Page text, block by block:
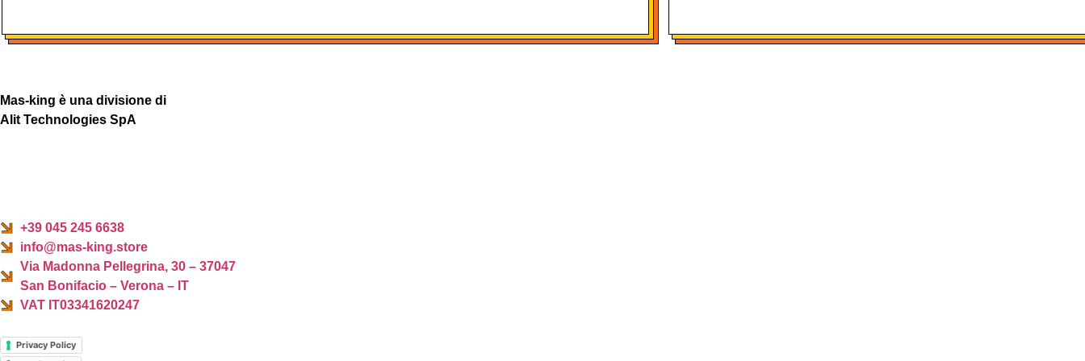
Mas-king è una divisione di
Alit Technologies SpA
+39 045 245 6638
info@mas-king.store
Via Madonna Pellegrina, 30 – 37047
San Bonifacio – Verona – IT
VAT IT03341620247
Privacy Policy